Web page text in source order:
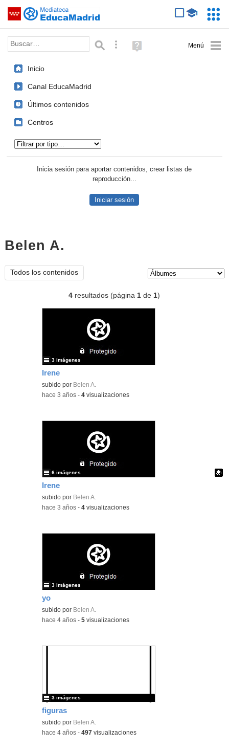
Saltar navegación
Palabra o frase: Búsqueda avanzada
Ayuda
(en
Inicio
Canal EducaMadrid
Últimos contenidos
Centros
Inicia sesión para aportar contenidos, crear listas de
reproducción...
Iniciar sesión
Belen A.
Todos los contenidos
4 resultados (página1 de1)
Irene
subido por Belen A.
3 imágenes
-hace 3 años -4 visualizaciones
Irene
Contenido educativo.
subido por Belen A.
6 imágenes
-hace 3 años -4 visualizaciones
yo
subido por Belen A.
3 imágenes
-hace 4 años -5 visualizaciones
figuras
subido por Belen A.
3 imágenes
-hace 4 años -497 visualizaciones